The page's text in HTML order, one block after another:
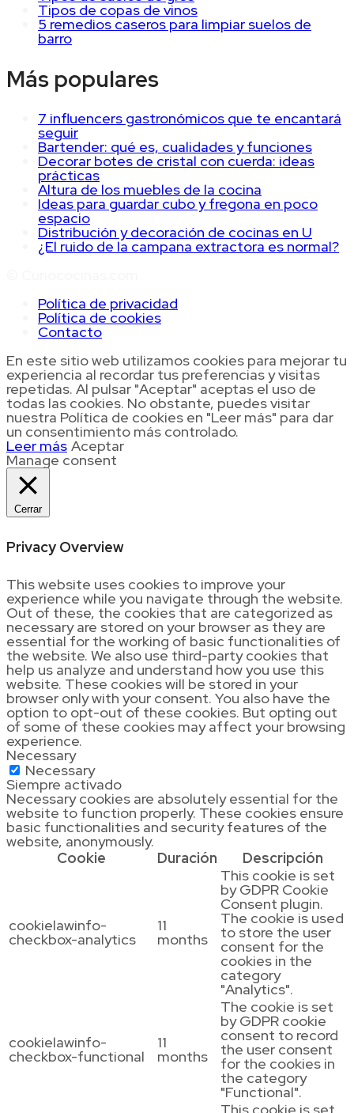
Tipos de copas de vinos
5 remedios caseros para limpiar suelos de
barro
Más populares
7 influencers gastronómicos que te encantará
seguir
Bartender: qué es, cualidades y funciones
Decorar botes de cristal con cuerda: ideas
prácticas
Altura de los muebles de la cocina
Ideas para guardar cubo y fregona en poco
espacio
Distribución y decoración de cocinas en U
¿El ruido de la campana extractora es normal?
Política de privacidad
Política de cookies
Contacto
En este sitio web utilizamos cookies para mejorar tu
experiencia al recordar tus preferencias y visitas
repetidas. Al pulsar "Aceptar" aceptas el uso de
todas las cookies. No obstante, puedes visitar
nuestra Política de cookies en "Leer más" para dar
un consentimiento más controlado.
Leer más Aceptar
Manage consent
Cerrar
Privacy Overview
This website uses cookies to improve your
experience while you navigate through the website.
Out of these, the cookies that are categorized as
necessary are stored on your browser as they are
essential for the working of basic functionalities of
the website. We also use third-party cookies that
help us analyze and understand how you use this
website. These cookies will be stored in your
browser only with your consent. You also have the
option to opt-out of these cookies. But opting out
of some of these cookies may affect your browsing
experience.
Necessary
Necessary
Siempre activado
Necessary cookies are absolutely essential for the
website to function properly. These cookies ensure
basic functionalities and security features of the
website, anonymously.
Cookie
Duración Descripción
cookielawinfo-
checkbox-analytics
11
months
This cookie is set
by GDPR Cookie
Consent plugin.
The cookie is used
to store the user
consent for the
cookies in the
category
"Analytics".
cookielawinfo-
checkbox-functional
11
months
The cookie is set
by GDPR cookie
consent to record
the user consent
for the cookies in
the category
"Functional".
This cookie is set